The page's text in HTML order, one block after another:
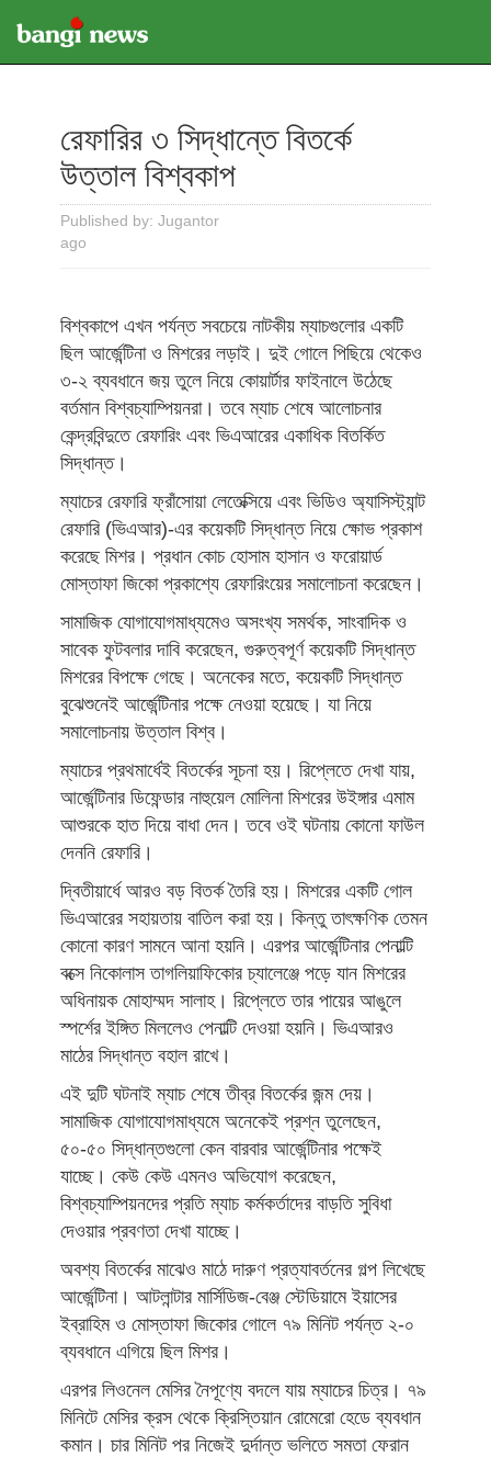
রেফারির ৩ সিদ্ধান্তে বিতর্কে
উত্তাল বিশ্বকাপ
Published by: Jugantor
ago
বিশ্বকাপে এখন পর্যন্ত সবচেয়ে নাটকীয় ম্যাচগুলোর একটি
ছিল আর্জেন্টিনা ও মিশরের লড়াই। দুই গোলে পিছিয়ে থেকেও
৩-২ ব্যবধানে জয় তুলে নিয়ে কোয়ার্টার ফাইনালে উঠেছে
বর্তমান বিশ্বচ্যাম্পিয়নরা। তবে ম্যাচ শেষে আলোচনার
কেন্দ্রবিন্দুতে রেফারিং এবং ভিএআরের একাধিক বিতর্কিত
সিদ্ধান্ত।
ম্যাচের রেফারি ফ্রাঁসোয়া লেতেক্সিয়ে এবং ভিডিও অ্যাসিস্ট্যান্ট
রেফারি (ভিএআর)-এর কয়েকটি সিদ্ধান্ত নিয়ে ক্ষোভ প্রকাশ
করেছে মিশর। প্রধান কোচ হোসাম হাসান ও ফরোয়ার্ড
মোস্তাফা জিকো প্রকাশ্যে রেফারিংয়ের সমালোচনা করেছেন।
সামাজিক যোগাযোগমাধ্যমেও অসংখ্য সমর্থক, সাংবাদিক ও
সাবেক ফুটবলার দাবি করেছেন, গুরুত্বপূর্ণ কয়েকটি সিদ্ধান্ত
মিশরের বিপক্ষে গেছে। অনেকের মতে, কয়েকটি সিদ্ধান্ত
বুঝেশুনেই আর্জেন্টিনার পক্ষে নেওয়া হয়েছে। যা নিয়ে
সমালোচনায় উত্তাল বিশ্ব।
ম্যাচের প্রথমার্ধেই বিতর্কের সূচনা হয়। রিপ্লেতে দেখা যায়,
আর্জেন্টিনার ডিফেন্ডার নাহুয়েল মোলিনা মিশরের উইঙ্গার এমাম
আশুরকে হাত দিয়ে বাধা দেন। তবে ওই ঘটনায় কোনো ফাউল
দেননি রেফারি।
দ্বিতীয়ার্ধে আরও বড় বিতর্ক তৈরি হয়। মিশরের একটি গোল
ভিএআরের সহায়তায় বাতিল করা হয়। কিন্তু তাৎক্ষণিক তেমন
কোনো কারণ সামনে আনা হয়নি। এরপর আর্জেন্টিনার পেনাল্টি
বক্সে নিকোলাস তাগলিয়াফিকোর চ্যালেঞ্জে পড়ে যান মিশরের
অধিনায়ক মোহাম্মদ সালাহ। রিপ্লেতে তার পায়ের আঙুলে
স্পর্শের ইঙ্গিত মিললেও পেনাল্টি দেওয়া হয়নি। ভিএআরও
মাঠের সিদ্ধান্ত বহাল রাখে।
এই দুটি ঘটনাই ম্যাচ শেষে তীব্র বিতর্কের জন্ম দেয়।
সামাজিক যোগাযোগমাধ্যমে অনেকেই প্রশ্ন তুলেছেন,
৫০-৫০ সিদ্ধান্তগুলো কেন বারবার আর্জেন্টিনার পক্ষেই
যাচ্ছে। কেউ কেউ এমনও অভিযোগ করেছেন,
বিশ্বচ্যাম্পিয়নদের প্রতি ম্যাচ কর্মকর্তাদের বাড়তি সুবিধা
দেওয়ার প্রবণতা দেখা যাচ্ছে।
অবশ্য বিতর্কের মাঝেও মাঠে দারুণ প্রত্যাবর্তনের গল্প লিখেছে
আর্জেন্টিনা। আটলান্টার মার্সিডিজ-বেঞ্জ স্টেডিয়ামে ইয়াসের
ইব্রাহিম ও মোস্তাফা জিকোর গোলে ৭৯ মিনিট পর্যন্ত ২-০
ব্যবধানে এগিয়ে ছিল মিশর।
এরপর লিওনেল মেসির নৈপূণ্যে বদলে যায় ম্যাচের চিত্র। ৭৯
মিনিটে মেসির ক্রস থেকে ক্রিস্তিয়ান রোমেরো হেডে ব্যবধান
কমান। চার মিনিট পর নিজেই দুর্দান্ত ভলিতে সমতা ফেরান